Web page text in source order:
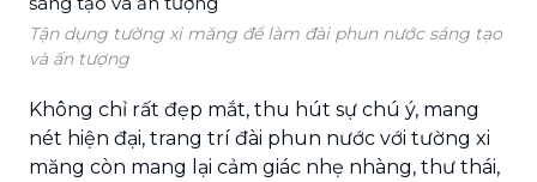
Tận dụng tường xi măng để làm đài phun nước sáng tạo
và ấn tượng
Không chỉ rất đẹp mắt, thu hút sự chú ý, mang
nét hiện đại, trang trí đài phun nước với tường xi
măng còn mang lại cảm giác nhẹ nhàng, thư thái,